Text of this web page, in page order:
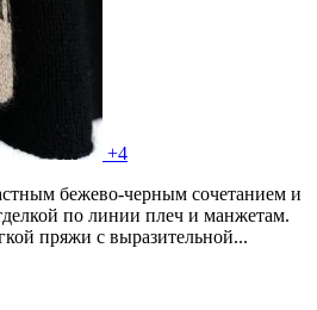
+4
бежево-черным сочетанием и
по линии плеч и манжетам.
пряжи с выразительной...